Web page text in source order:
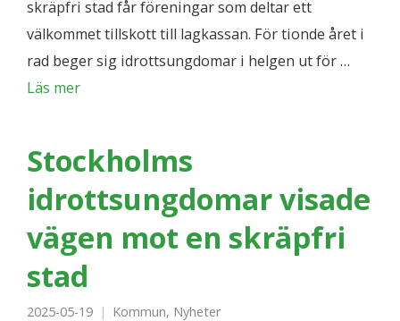
skräpfri stad får föreningar som deltar ett
välkommet tillskott till lagkassan. För tionde året i
rad beger sig idrottsungdomar i helgen ut för …
Läs mer
Stockholms
idrottsungdomar visade
vägen mot en skräpfri
stad
2025-05-19 Kommun, Nyheter